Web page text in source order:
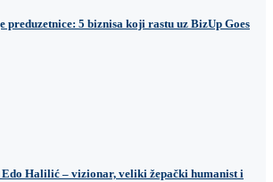
preduzetnice: 5 biznisa koji rastu uz BizUp Goes
Edo Halilić – vizionar, veliki žepački humanist i